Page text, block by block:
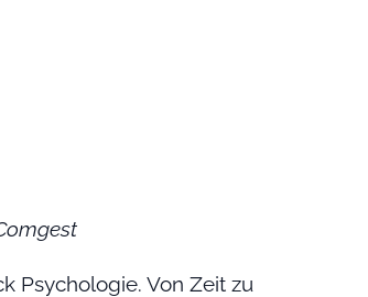
Psychologie. Von Zeit zu